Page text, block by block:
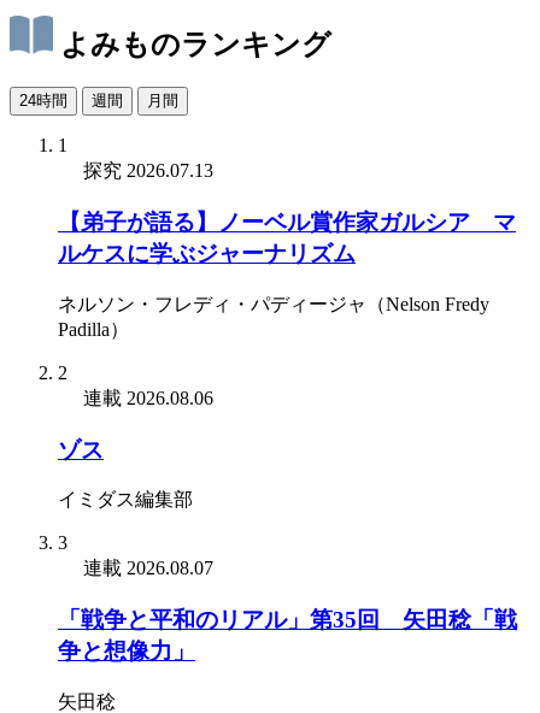
よみものランキング
24時間 週間 月間
1
探究 2026.07.13
【弟子が語る】ノーベル賞作家ガルシア゠マ
ルケスに学ぶジャーナリズム
ネルソン・フレディ・パディージャ（Nelson Fredy
Padilla）
2
連載 2026.08.06
ゾス
イミダス編集部
3
連載 2026.08.07
「戦争と平和のリアル」第35回 矢田稔「戦
争と想像力」
矢田稔